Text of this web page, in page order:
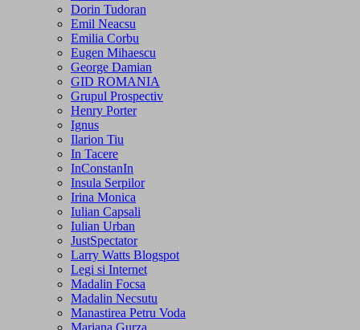
Dorin Tudoran
Emil Neacsu
Emilia Corbu
Eugen Mihaescu
George Damian
GID ROMANIA
Grupul Prospectiv
Henry Porter
Ignus
Ilarion Tiu
In Tacere
InConstanIn
Insula Serpilor
Irina Monica
Iulian Capsali
Iulian Urban
JustSpectator
Larry Watts Blogspot
Legi si Internet
Madalin Focsa
Madalin Necsutu
Manastirea Petru Voda